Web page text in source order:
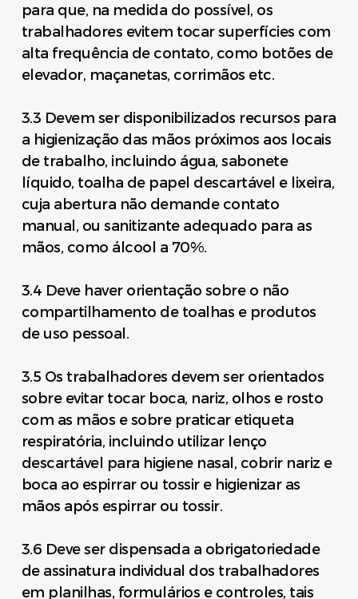
para que, na medida do possível, os
trabalhadores evitem tocar superfícies com
alta frequência de contato, como botões de
elevador, maçanetas, corrimãos etc.
3.3 Devem ser disponibilizados recursos para
a higienização das mãos próximos aos locais
de trabalho, incluindo água, sabonete
líquido, toalha de papel descartável e lixeira,
cuja abertura não demande contato
manual, ou sanitizante adequado para as
mãos, como álcool a 70%.
3.4 Deve haver orientação sobre o não
compartilhamento de toalhas e produtos
de uso pessoal.
3.5 Os trabalhadores devem ser orientados
sobre evitar tocar boca, nariz, olhos e rosto
com as mãos e sobre praticar etiqueta
respiratória, incluindo utilizar lenço
descartável para higiene nasal, cobrir nariz e
boca ao espirrar ou tossir e higienizar as
mãos após espirrar ou tossir.
3.6 Deve ser dispensada a obrigatoriedade
de assinatura individual dos trabalhadores
em planilhas, formulários e controles, tais